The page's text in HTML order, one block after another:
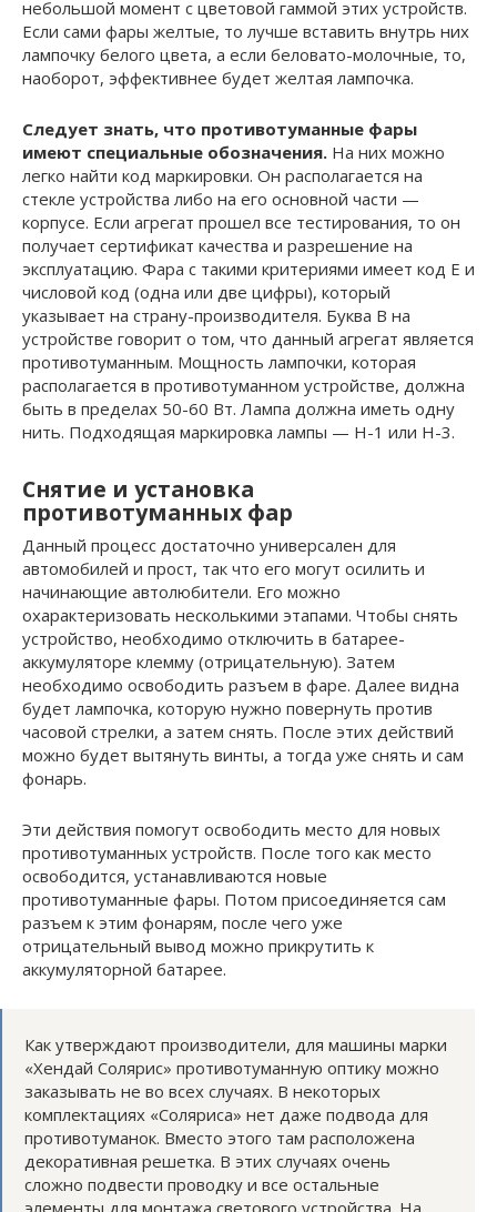
небольшой момент с цветовой гаммой этих устройств.
Если сами фары желтые, то лучше вставить внутрь них
лампочку белого цвета, а если беловато-молочные, то,
наоборот, эффективнее будет желтая лампочка.
Следует знать, что противотуманные фары
имеют специальные обозначения. На них можно
легко найти код маркировки. Он располагается на
стекле устройства либо на его основной части —
корпусе. Если агрегат прошел все тестирования, то он
получает сертификат качества и разрешение на
эксплуатацию. Фара с такими критериями имеет код Е и
числовой код (одна или две цифры), который
указывает на страну-производителя. Буква В на
устройстве говорит о том, что данный агрегат является
противотуманным. Мощность лампочки, которая
располагается в противотуманном устройстве, должна
быть в пределах 50-60 Вт. Лампа должна иметь одну
нить. Подходящая маркировка лампы — Н-1 или Н-3.
Снятие и установка
противотуманных фар
Данный процесс достаточно универсален для
автомобилей и прост, так что его могут осилить и
начинающие автолюбители. Его можно
охарактеризовать несколькими этапами. Чтобы снять
устройство, необходимо отключить в батарее-
аккумуляторе клемму (отрицательную). Затем
необходимо освободить разъем в фаре. Далее видна
будет лампочка, которую нужно повернуть против
часовой стрелки, а затем снять. После этих действий
можно будет вытянуть винты, а тогда уже снять и сам
фонарь.
Эти действия помогут освободить место для новых
противотуманных устройств. После того как место
освободится, устанавливаются новые
противотуманные фары. Потом присоединяется сам
разъем к этим фонарям, после чего уже
отрицательный вывод можно прикрутить к
аккумуляторной батарее.
Как утверждают производители, для машины марки
«Хендай Солярис» противотуманную оптику можно
заказывать не во всех случаях. В некоторых
комплектациях «Соляриса» нет даже подвода для
противотуманок. Вместо этого там расположена
декоративная решетка. В этих случаях очень
сложно подвести проводку и все остальные